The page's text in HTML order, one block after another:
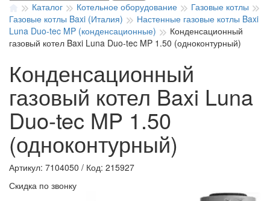
Каталог
Котельное оборудование
Газовые котлы
Газовые котлы Baxi (Италия)
Настенные газовые котлы Baxi
Luna Duo-tec MP (конденсационные)
Конденсационный
газовый котел Baxi Luna Duo-tec MP 1.50 (одноконтурный)
Конденсационный
газовый котел Baxi Luna
Duo-tec MP 1.50
(одноконтурный)
Артикул: 7104050 / Код: 215927
Скидка по звонку